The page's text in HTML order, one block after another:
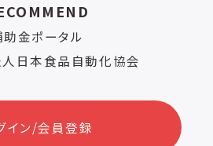
助金ポータル
日本食品自動化協会
イン/会員登録